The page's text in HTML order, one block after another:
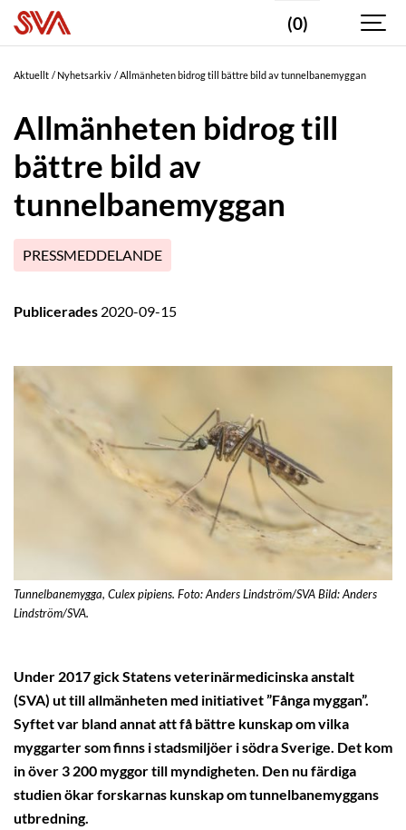
(0)
Aktuellt Nyhetsarkiv Allmänheten bidrog till bättre bild av tunnelbanemyggan
Allmänheten bidrog till
bättre bild av
tunnelbanemyggan
PRESSMEDDELANDE
Publicerades 2020-09-15
Tunnelbanemygga, Culex pipiens. Foto: Anders Lindström/SVA Bild: Anders
Lindström/SVA.
Under 2017 gick Statens veterinärmedicinska anstalt
(SVA) ut till allmänheten med initiativet ”Fånga myggan”.
Syftet var bland annat att få bättre kunskap om vilka
myggarter som finns i stadsmiljöer i södra Sverige. Det kom
in över 3 200 myggor till myndigheten. Den nu färdiga
studien ökar forskarnas kunskap om tunnelbanemyggans
utbredning.